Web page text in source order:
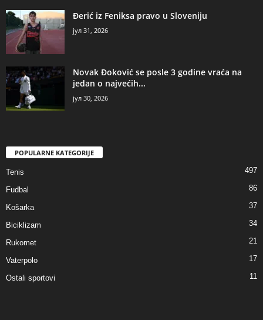
Đerić iz Feniksa pravo u Sloveniju
јул 31, 2026
Novak Đoković se posle 3 godine vraća na
jedan o najvećih...
јул 30, 2026
POPULARNE KATEGORIJE
Tenis 497
Fudbal 86
Košarka 37
Biciklizam 34
Rukomet 21
Vaterpolo 17
Ostali sportovi 11